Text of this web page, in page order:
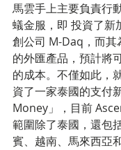
馬雲手上主要負責行
蟻金服，即 投資了新
創公司 M-Daq，而其
的外匯產品，預計將
的成本。不僅如此，
資了一家泰國的支付
Money」，目前
範圍除了泰國，還包
賓、越南、馬來西亞